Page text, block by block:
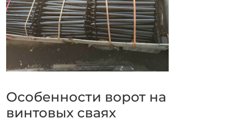
Новости
Партнёрам
Контакты
Доставка
Отзывы
Особенности ворот на
винтовых сваях